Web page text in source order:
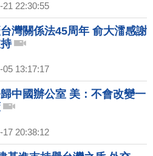
21 22:30:55
灣關係法45周年 俞大㵢感謝
05 13:17:17
中國辦公室 美：不會改變一
17 20:38:12